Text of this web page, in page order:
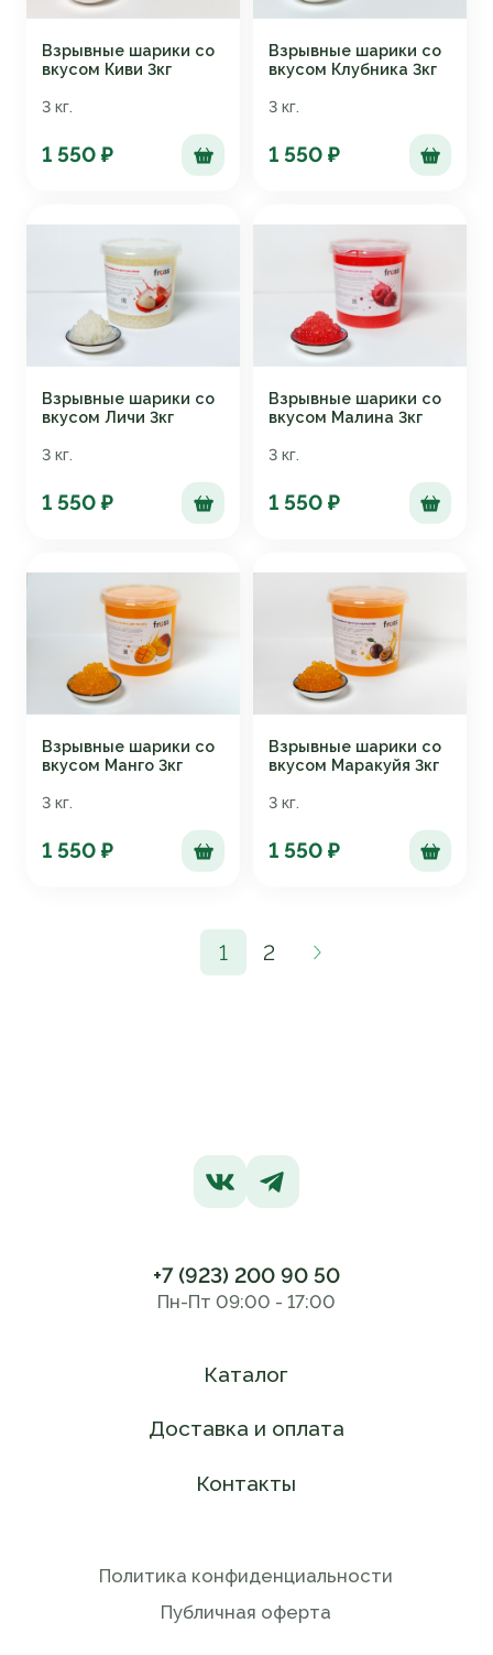
Взрывные шарики со
вкусом Киви 3кг
3 кг.
1 550 ₽
Взрывные шарики со
вкусом Клубника 3кг
3 кг.
1 550 ₽
Взрывные шарики со
вкусом Личи 3кг
3 кг.
1 550 ₽
Взрывные шарики со
вкусом Малина 3кг
3 кг.
1 550 ₽
Взрывные шарики со
вкусом Манго 3кг
3 кг.
1 550 ₽
Взрывные шарики со
вкусом Маракуйя 3кг
3 кг.
1 550 ₽
1 2
Каталог
Доставка и оплата
Контакты
+7 (923) 200 90 50
Пн-Пт 09:00 - 17:00
Политика конфиденциальности
Публичная оферта